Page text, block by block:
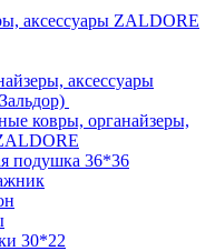
аксессуары ZALDORE
аксессуары
ковры, органайзеры,
подушка 36*36
30*22